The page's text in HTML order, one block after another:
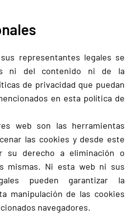
representantes legales se
ni del contenido ni de la
de privacidad que puedan
en esta política de
web son las herramientas
las cookies y desde este
su derecho a eliminación o
mismas. Ni esta web ni sus
pueden garantizar la
manipulación de las cookies
navegadores.